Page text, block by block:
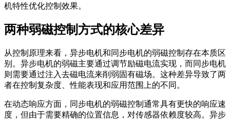
机特性优化控制效果。
两种弱磁控制方式的核心差异
从控制原理来看，异步电机和同步电机的弱磁控制存在本质区
别。异步电机的弱磁主要通过调节励磁电流实现，而同步电机
则需要通过注入去磁电流来削弱固有磁场。这种差异导致了两
者在控制复杂度、性能表现和应用范围上的不同。
在动态响应方面，同步电机的弱磁控制通常具有更快的响应速
度，但由于需要精确的位置信息，对传感器依赖度较高。异步